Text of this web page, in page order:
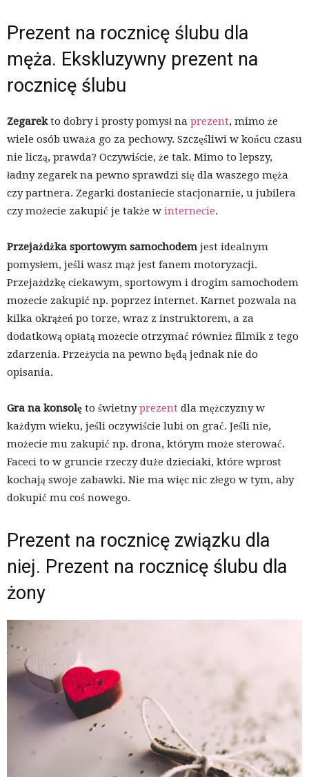
Prezent na rocznicę ślubu dla
męża. Ekskluzywny prezent na
rocznicę ślubu
Zegarekto dobry i prosty pomysł na prezent, mimo że
wiele osób uważa go za pechowy. Szczęśliwi w końcu czasu
nie liczą, prawda? Oczywiście, że tak. Mimo to lepszy,
ładny zegarek na pewno sprawdzi się dla waszego męża
czy partnera. Zegarki dostaniecie stacjonarnie, u jubilera
czy możecie zakupić je także w internecie.
Przejażdżka sportowym samochodem jest idealnym
pomysłem, jeśli wasz mąż jest fanem motoryzacji.
Przejażdżkę ciekawym, sportowym i drogim samochodem
możecie zakupić np. poprzez internet. Karnet pozwala na
kilka okrążeń po torze, wraz z instruktorem, a za
dodatkową opłatą możecie otrzymać również filmik z tego
zdarzenia. Przeżycia na pewno będą jednak nie do
opisania.
Gra na konsolę to świetnyprezent dla mężczyzny w
każdym wieku, jeśli oczywiście lubi on grać. Jeśli nie,
możecie mu zakupić np. drona, którym może sterować.
Faceci to w gruncie rzeczy duże dzieciaki, które wprost
kochają swoje zabawki. Nie ma więc nic złego w tym, aby
dokupić mu coś nowego.
Prezent na rocznicę związku dla
niej. Prezent na rocznicę ślubu dla
żony